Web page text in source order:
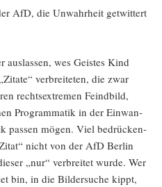
AfD, die Unwahr­heit get­wit­tert
wes Geis­tes Kind
ver­brei­te­ten, die zwar
rechts­extre­men Feind­bild,
Pro­gram­ma­tik in der Ein­wan­
pas­sen mögen. Viel bedrü­cken­
nicht von der AfD Ber­lin
„nur“ ver­brei­tet wur­de. Wer
bin, in die Bil­der­su­che kippt,